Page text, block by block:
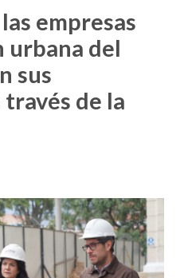
urbana del
sus
de la